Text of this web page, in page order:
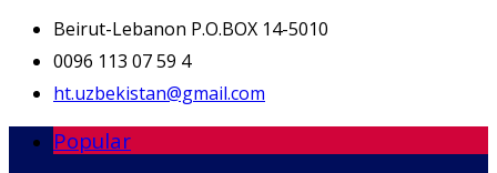
Beirut-Lebanon P.O.BOX 14-5010
0096 113 07 59 4
ht.uzbekistan@gmail.com
Popular